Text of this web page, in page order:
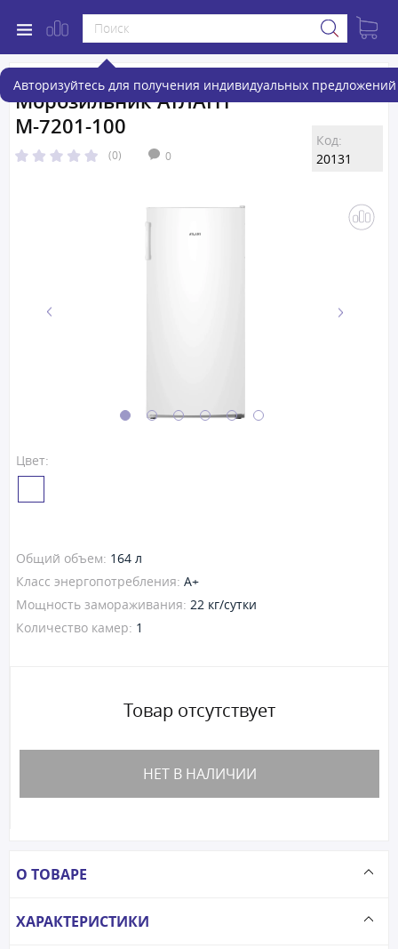
Авторизуйтесь для получения индивидуальных предложений
Морозильник АТЛАНТ
М-7201-100
(0) 0
Код:
20131
Цвет:
Общий объем: 164 л
Класс энергопотребления: A+
Мощность замораживания: 22 кг/сутки
Количество камер: 1
Товар отсутствует
НЕТ В НАЛИЧИИ
О ТОВАРЕ
ХАРАКТЕРИСТИКИ